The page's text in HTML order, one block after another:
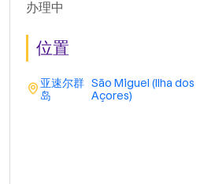
办理中
位置
亚速尔群
岛
São Miguel (Ilha dos
Açores)